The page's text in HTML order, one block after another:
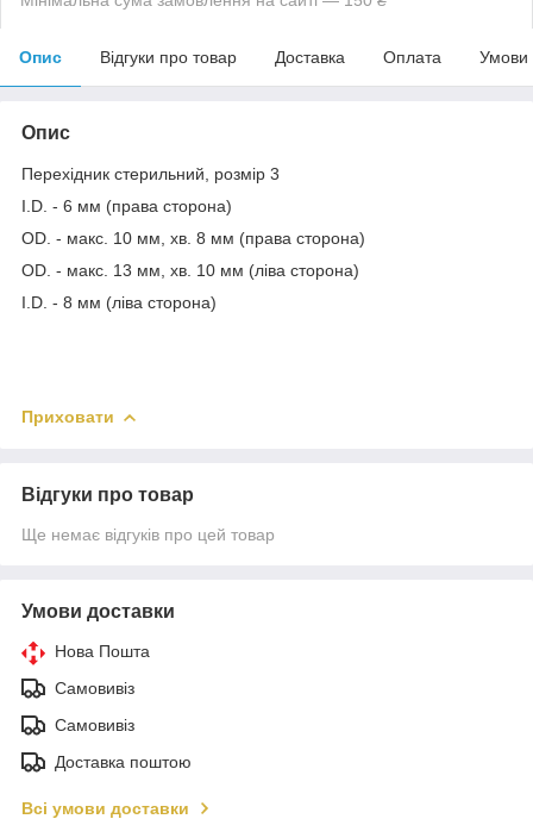
Опис Відгуки про товар Доставка Оплата Умови
Опис
Перехідник стерильний, розмір 3
I.D. - 6 мм (права сторона)
OD. - макс. 10 мм, хв. 8 мм (права сторона)
OD. - макс. 13 мм, хв. 10 мм (ліва сторона)
I.D. - 8 мм (ліва сторона)
Приховати
Відгуки про товар
Ще немає відгуків про цей товар
Умови доставки
Нова Пошта
Самовивіз
Самовивіз
Доставка поштою
Всі умови доставки